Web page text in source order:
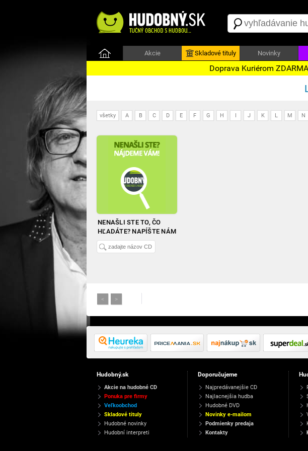
Akcie Skladové tituly Novinky
Doprava Kuriérom
všetky A B C D E F G H I J K L M N
NENAŠLI STE TO, ČO
HĽADÁTE? NAPÍŠTE NÁM
< >
Hudobný.sk
Akcie na hudobné CD
Ponuka pre firmy
Veľkoobchod
Skladové tituly
Hudobné novinky
Hudobní interpreti
Doporučujeme
Najpredávanejšie CD
Najlacnejšia hudba
Hudobné DVD
Novinky e-mailom
Podmienky predaja
Kontakty